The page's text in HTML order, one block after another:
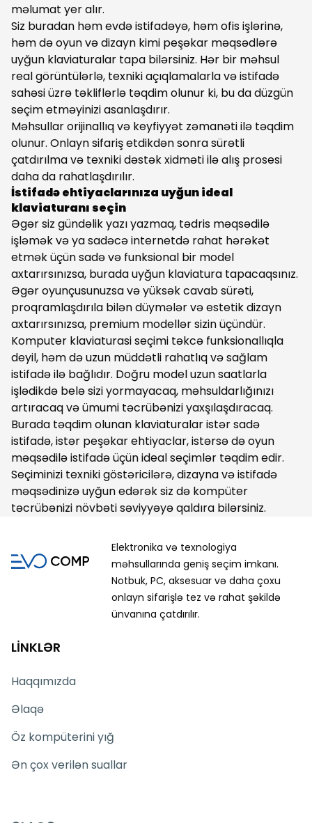
məlumat yer alır.
Siz buradan həm evdə istifadəyə, həm ofis işlərinə,
həm də oyun və dizayn kimi peşəkar məqsədlərə
uyğun klaviaturalar tapa bilərsiniz. Hər bir məhsul
real görüntülərlə, texniki açıqlamalarla və istifadə
sahəsi üzrə təkliflərlə təqdim olunur ki, bu da düzgün
seçim etməyinizi asanlaşdırır.
Məhsullar orijinallıq və keyfiyyət zəmanəti ilə təqdim
olunur. Onlayn sifariş etdikdən sonra sürətli
çatdırılma və texniki dəstək xidməti ilə alış prosesi
daha da rahatlaşdırılır.
İstifadə ehtiyaclarınıza uyğun ideal
klaviaturanı seçin
Əgər siz gündəlik yazı yazmaq, tədris məqsədilə
işləmək və ya sadəcə internetdə rahat hərəkət
etmək üçün sadə və funksional bir model
axtarırsınızsa, burada uyğun klaviatura tapacaqsınız.
Əgər oyunçusunuzsa və yüksək cavab sürəti,
proqramlaşdırıla bilən düymələr və estetik dizayn
axtarırsınızsa, premium modellər sizin üçündür.
Komputer klaviaturasi seçimi təkcə funksionallıqla
deyil, həm də uzun müddətli rahatlıq və sağlam
istifadə ilə bağlıdır. Doğru model uzun saatlarla
işlədikdə belə sizi yormayacaq, məhsuldarlığınızı
artıracaq və ümumi təcrübənizi yaxşılaşdıracaq.
Burada təqdim olunan klaviaturalar istər sadə
istifadə, istər peşəkar ehtiyaclar, istərsə də oyun
məqsədilə istifadə üçün ideal seçimlər təqdim edir.
Seçiminizi texniki göstəricilərə, dizayna və istifadə
məqsədinizə uyğun edərək siz də kompüter
təcrübənizi növbəti səviyyəyə qaldıra bilərsiniz.
Elektronika və texnologiya
məhsullarında geniş seçim imkanı.
Notbuk, PC, aksesuar və daha çoxu
onlayn sifarişlə tez və rahat şəkildə
ünvanına çatdırılır.
LİNKLƏR
Haqqımızda
Əlaqə
Öz kompüterini yığ
Ən çox verilən suallar